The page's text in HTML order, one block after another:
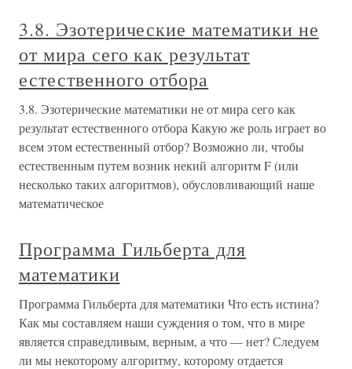
3.8. Эзотерические математики не
от мира сего как результат
естественного отбора
3.8. Эзотерические математики не от мира сего как
результат естественного отбора Какую же роль играет во
всем этом естественный отбор? Возможно ли, чтобы
естественным путем возник некий алгоритм F (или
несколько таких алгоритмов), обусловливающий наше
математическое
Программа Гильберта для
математики
Программа Гильберта для математики Что есть истина?
Как мы составляем наши суждения о том, что в мире
является справедливым, верным, а что — нет? Следуем
ли мы некоторому алгоритму, которому отдается